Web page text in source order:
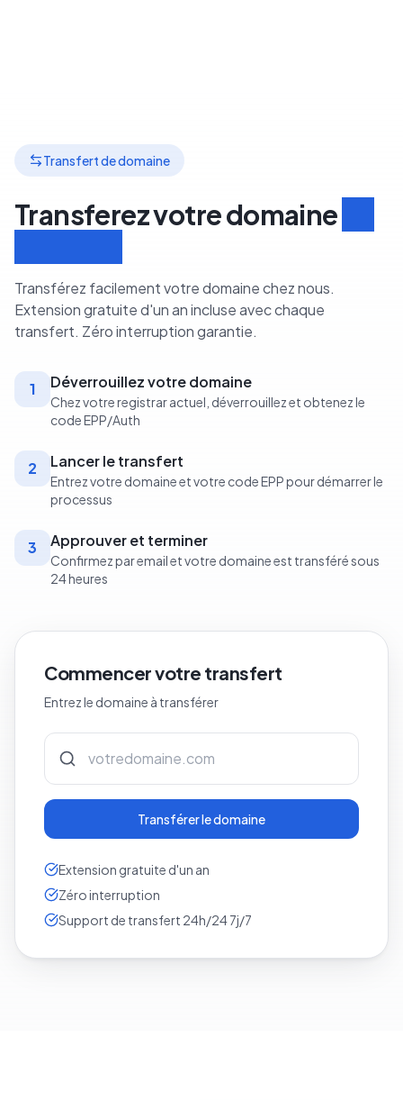
Transfert de domaine
Transferez votre domaine
Transférez facilement votre domaine chez nous.
Extension gratuite d'un an incluse avec chaque
transfert. Zéro interruption garantie.
1 Déverrouillez votre domaine
Chez votre registrar actuel, déverrouillez et obtenez le
code EPP/Auth
2 Lancer le transfert
Entrez votre domaine et votre code EPP pour démarrer le
processus
3 Approuver et terminer
Confirmez par email et votre domaine est transféré sous
24 heures
Commencer votre transfert
Entrez le domaine à transférer
Transférer le domaine
Extension gratuite d'un an
Zéro interruption
Support de transfert 24h/24 7j/7